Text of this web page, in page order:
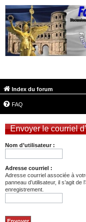
Index du forum
FAQ
Envoyer le courriel
Nom d’utilisateur :
Adresse courriel :
Adresse courriel associée à
panneau d’utilisateur, il s’agit
enregistrement.